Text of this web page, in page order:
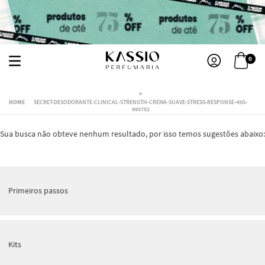
0
SECRET-DESODORANTE-CLINICAL-STRENGTH-CREMA-SUAVE-STRESS-RESPONSE-45G-
993752
Sua busca não obteve nenhum resultado, por isso temos sugestões abaixo:
Primeiros passos
Kits